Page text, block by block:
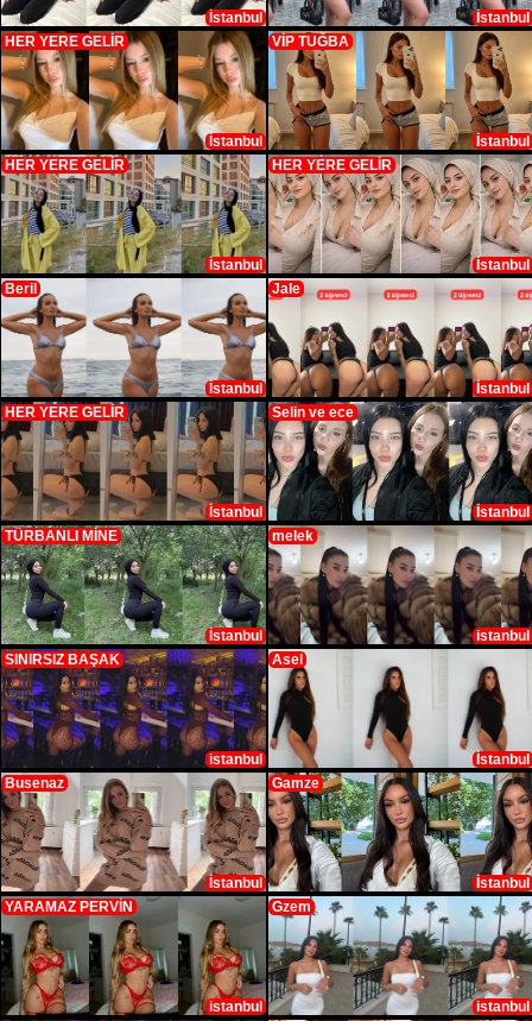
İstanbul
İstanbul
HER YERE GELİR
İstanbul
VİP TUĞBA
İstanbul
HER YERE GELİR
İstanbul
HER YERE GELİR
İstanbul
Beril
İstanbul
Jale
İstanbul
HER YERE GELİR
İstanbul
Selin ve ece
İstanbul
TÜRBANLI MİNE
İstanbul
melek
istanbul
SINIRSIZ BAŞAK
istanbul
Asel
İstanbul
Busenaz
İstanbul
Gamze
İstanbul
YARAMAZ PERVİN
istanbul
Gzem
istanbul